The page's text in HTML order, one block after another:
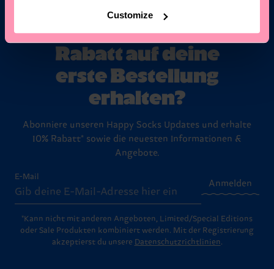
Customize
Möchtest du 10%
Rabatt auf deine
erste Bestellung
erhalten?
Abonniere unseren Happy Socks Updates und erhalte
10% Rabatt* sowie die neuesten Informationen &
Angebote.
E-Mail
Anmelden
*Kann nicht mit anderen Angeboten, Limited/Special Editions
oder Sale Produkten kombiniert werden. Mit der Registrierung
akzeptierst du unsere Datenschutzrichtlinien.